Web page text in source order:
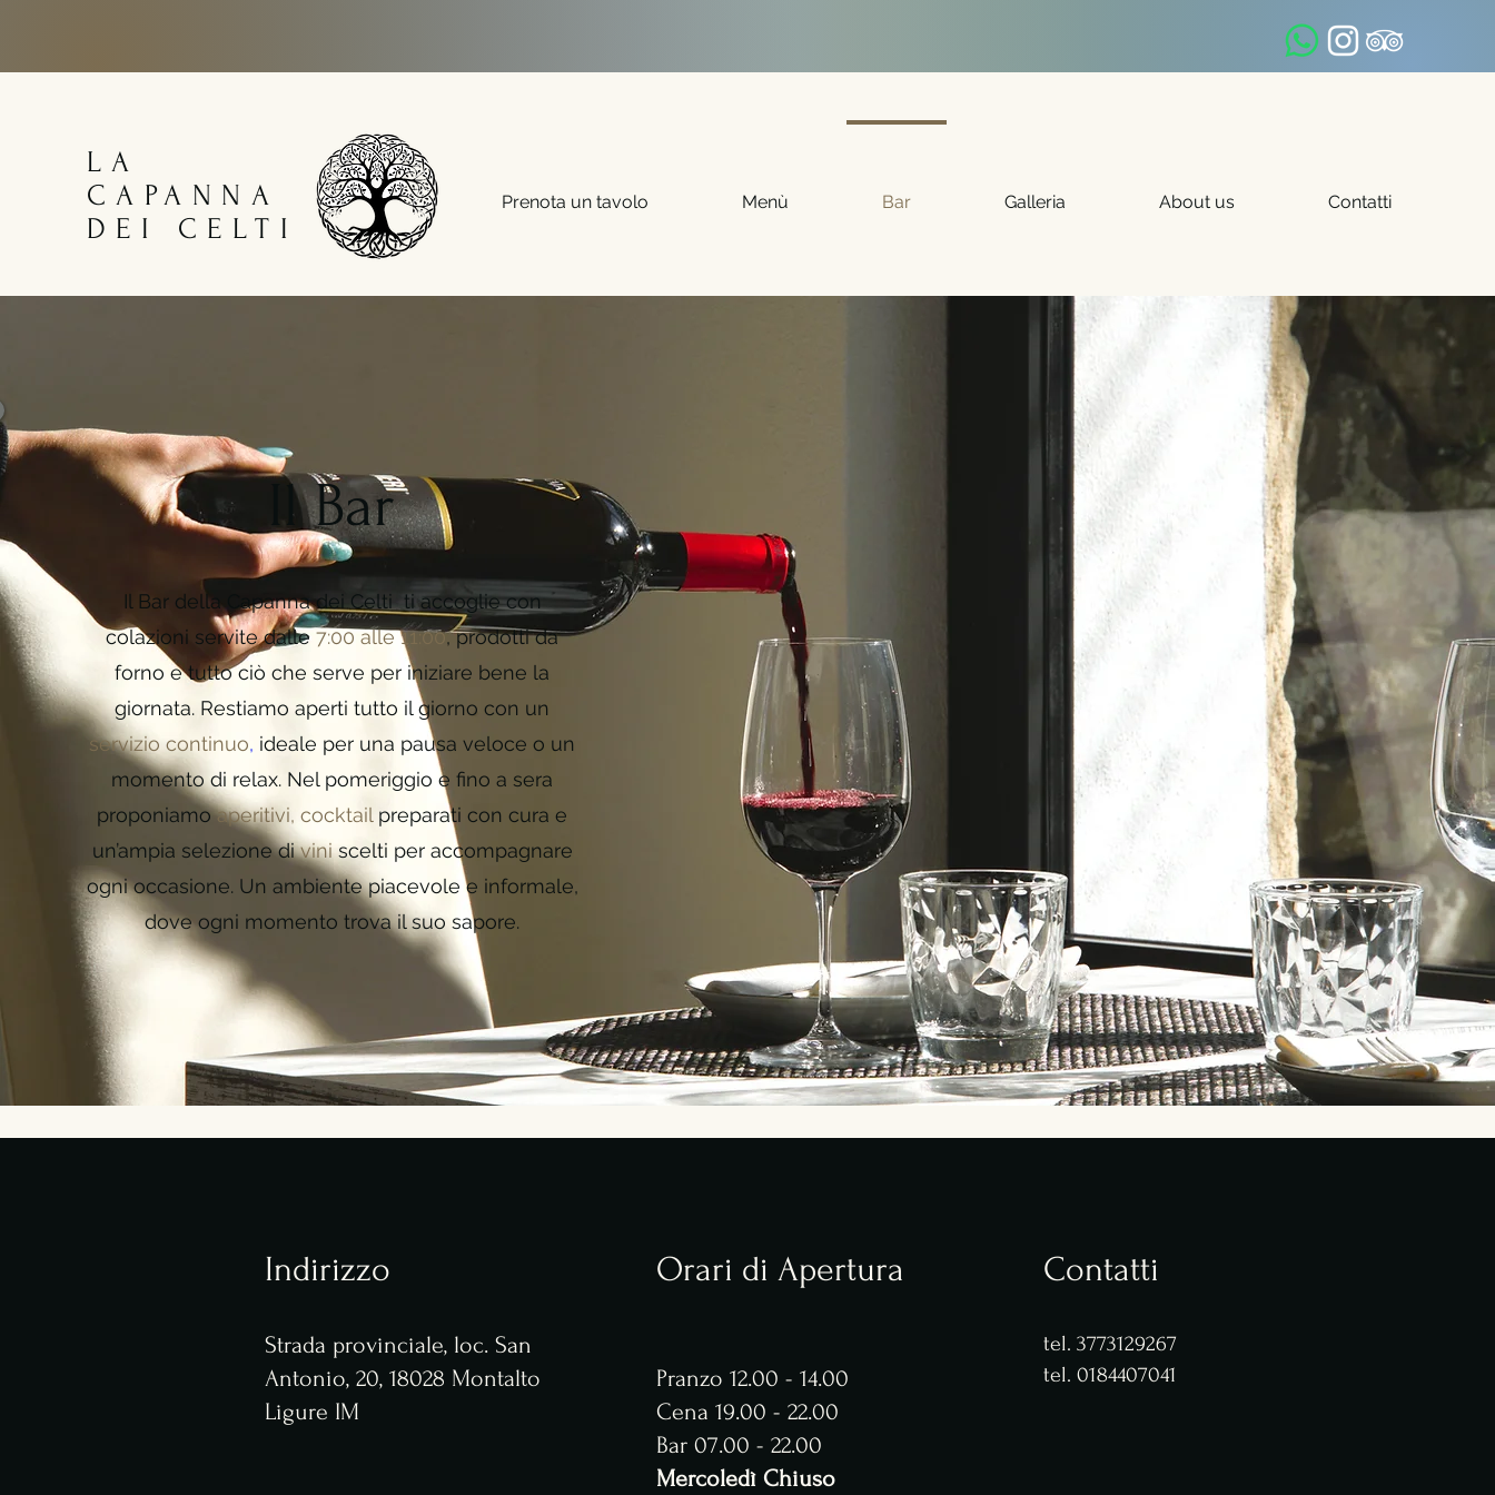
LA
CAPANNA
DEI CELTI
Prenota un tavolo Menù Bar Galleria About us Contatti
Il Bar
Il Bar della Capanna dei Celti ti accoglie con
colazioni servite dalle 7:00 alle 11:00, prodotti da
forno e tutto ciò che serve per iniziare bene la
giornata. Restiamo aperti tutto il giorno con un
servizio continuo, ideale per una pausa veloce o un
momento di relax. Nel pomeriggio e fino a sera
proponiamoaperitivi, cocktail preparati con cura e
un’ampia selezione diviniscelti per accompagnare
ogni occasione. Un ambiente piacevole e informale,
dove ogni momento trova il suo sapore.
Indirizzo
Strada provinciale, loc. San
Antonio, 20, 18028 Montalto
Ligure IM
Orari di Apertura
Pranzo 12.00 - 14.00
​​Cena 19.00 - 22.00
Bar 07.00 - 22.00
Mercoledì Chiuso
Contatti
tel. 3773129267
tel. 0184407041